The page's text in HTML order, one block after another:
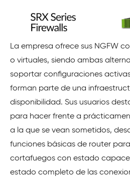
La empresa ofrece sus NGFW
o virtuales, siendo ambas
soportar configuraciones
forman parte de una
disponibilidad. Sus usuarios
para hacer frente a
a la que se vean sometidos,
funciones básicas de router
cortafuegos con estado
estado completo de las